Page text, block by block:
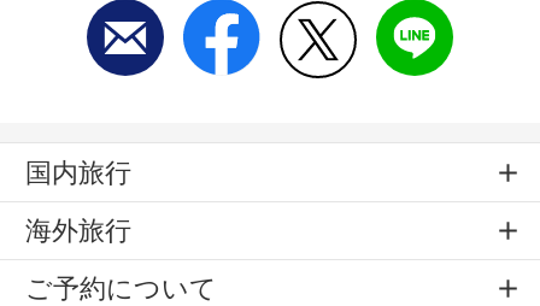
国内旅行
海外旅行
ご予約について